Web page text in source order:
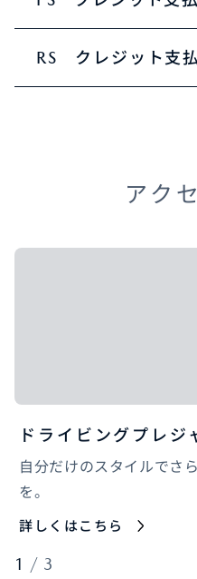
RS クレジット支
アク
ドライビングプレジ
自分だけのスタイルでさ
を。
詳しくはこちら
1 / 3